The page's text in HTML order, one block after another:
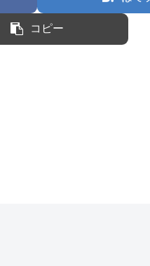
コピー